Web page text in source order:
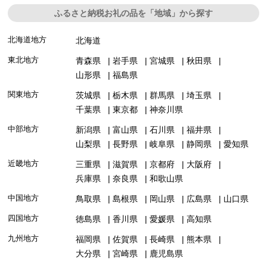
ふるさと納税お礼の品を「地域」から探す
北海道地方 北海道
東北地方 青森県 岩手県 宮城県
秋田県
山形県
福島県
関東地方 茨城県 栃木県 群馬県
埼玉県
千葉県
東京都 神奈川県
中部地方 新潟県 富山県 石川県
福井県
山梨県
長野県 岐阜県 静岡県 愛知県
近畿地方 三重県 滋賀県 京都府
大阪府
兵庫県
奈良県 和歌山県
中国地方 鳥取県 島根県 岡山県 広島県 山口県
四国地方 徳島県 香川県 愛媛県 高知県
九州地方 福岡県 佐賀県 長崎県
熊本県
大分県
宮崎県 鹿児島県